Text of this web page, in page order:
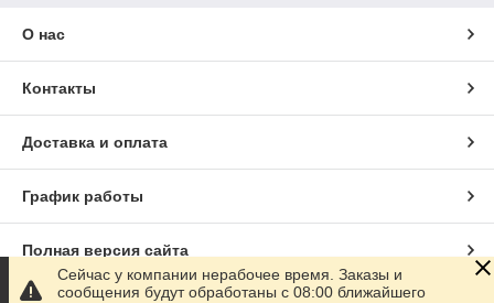
О нас
Контакты
Доставка и оплата
График работы
Полная версия сайта
Сейчас у компании нерабочее время. Заказы и
сообщения будут обработаны с 08:00 ближайшего